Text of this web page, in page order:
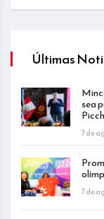
Últimas
sea
7 de
7 de